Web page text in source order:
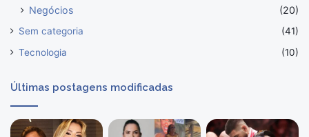
Negócios
(20)
Sem categoria
(41)
Tecnologia
(10)
Últimas postagens modificadas